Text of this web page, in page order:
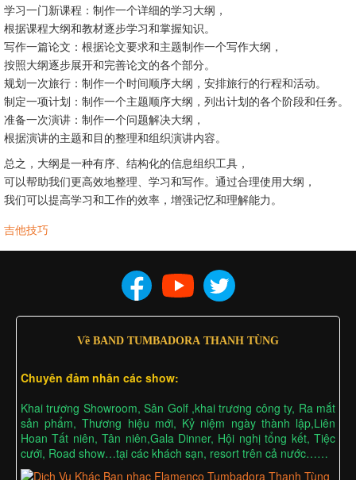
学习一门新课程：制作一个详细的学习大纲，
根据课程大纲和教材逐步学习和掌握知识。
写作一篇论文：根据论文要求和主题制作一个写作大纲，
按照大纲逐步展开和完善论文的各个部分。
规划一次旅行：制作一个时间顺序大纲，安排旅行的行程和活动。
制定一项计划：制作一个主题顺序大纲，列出计划的各个阶段和任务。
准备一次演讲：制作一个问题解决大纲，
根据演讲的主题和目的整理和组织演讲内容。
总之，大纲是一种有序、结构化的信息组织工具，
可以帮助我们更高效地整理、学习和写作。通过合理使用大纲，
我们可以提高学习和工作的效率，增强记忆和理解能力。
吉他技巧
Về BAND TUMBADORA THANH TÙNG
Chuyên đảm nhân các show:
Khai trương Showroom, Sân Golf ,khai trương công ty, Ra mắt
sản phẩm, Thương hiệu mới, Kỷ niệm ngày thành lập,Liên
Hoan Tất niên, Tân niên,Gala Dinner, Hội nghị tổng kết, Tiệc
cưới, Road show…tại các khách sạn, resort trên cả nước……